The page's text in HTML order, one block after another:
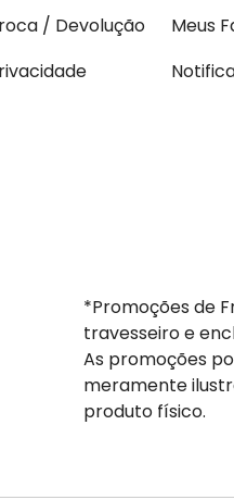
/ Devolução
Meus
*Promoções de
travesseiro e
As promoções
meramente
produto físico.